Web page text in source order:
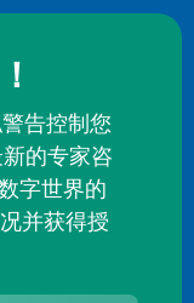
告控制您
的专家咨
字世界的
并获得授